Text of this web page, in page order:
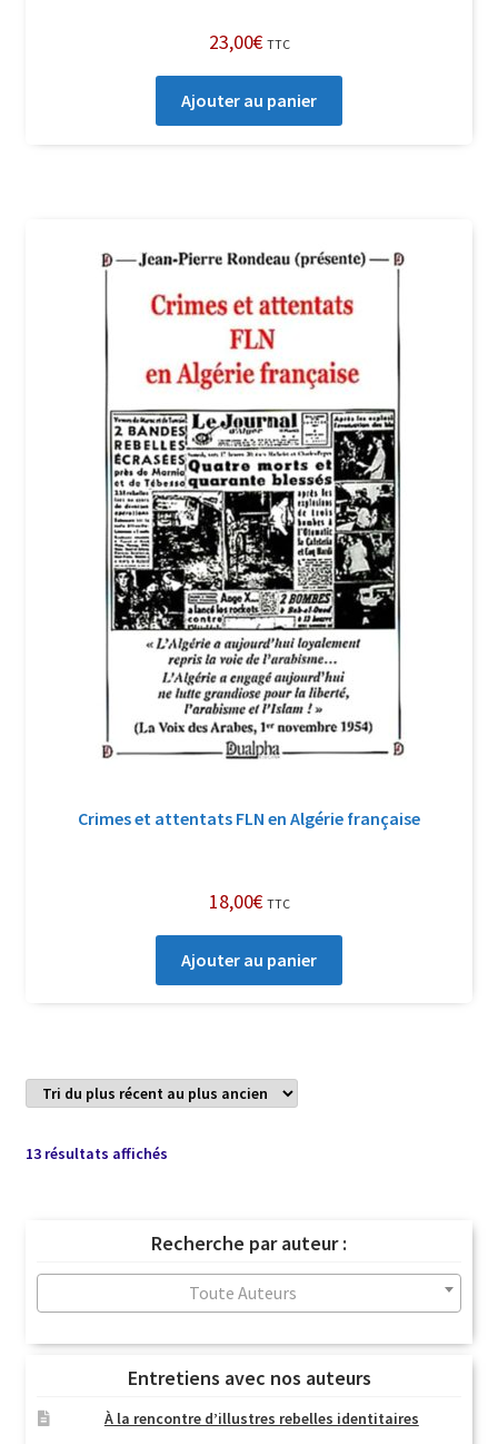
23,00€ TTC
Ajouter au panier
Crimes et attentats FLN en Algérie française
18,00€ TTC
Ajouter au panier
13 résultats affichésTrié
au
plus
ancien
Recherche par auteur :
Toute Auteurs
Entretiens avec nos auteurs
À la rencontre d’illustres rebelles identitaires